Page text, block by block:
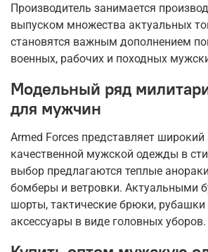
Производитель занимается
выпуском множества актуальных
становятся важным дополнением
военных, рабочих и походных
Модельный ряд
для мужчин
Armed Forces представляет широкий
качественной мужской одежды в
выбор предлагаются теплые
бомберы и ветровки. Актуальными
шорты, тактические брюки,
аксессуары в виде головных уборов.